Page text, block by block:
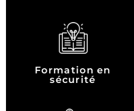
Formation en
sécurité